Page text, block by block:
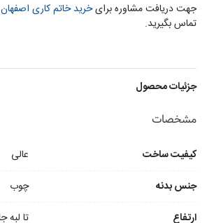
جهت دریافت مشاوره برایخرید خاتم کاری اصفهان
تماس بگیرید.
جزئیات محصول
مشخصات
کیفیت ساخت
عالی
جنس بدنه
چوب
ارتفاع